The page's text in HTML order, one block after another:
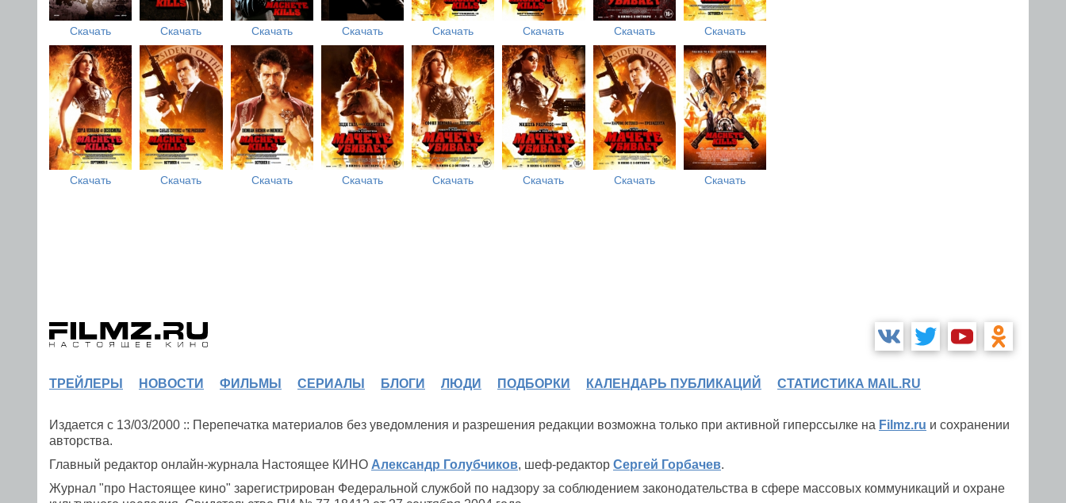
Скачать Скачать Скачать Скачать Скачать Скачать Скачать Скачать
Скачать Скачать Скачать Скачать Скачать Скачать Скачать Скачать
ТРЕЙЛЕРЫ НОВОСТИ ФИЛЬМЫ СЕРИАЛЫ БЛОГИ ЛЮДИ ПОДБОРКИ КАЛЕНДАРЬ ПУБЛИКАЦИЙ СТАТИСТИКА MAIL.RU
Издается с 13/03/2000 :: Перепечатка материалов без уведомления и разрешения редакции возможна только при активной гиперссылке на Filmz.ru и сохранении
авторства.
Главный редактор онлайн-журнала Настоящее КИНО Александр Голубчиков, шеф-редактор Сергей Горбачев.
Журнал "про Настоящее кино" зарегистрирован Федеральной службой по надзору за соблюдением законодательства в сфере массовых коммуникаций и охране